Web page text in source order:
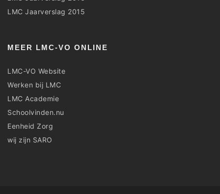
LMC Jaarverslag 2015
MEER LMC-VO ONLINE
LMC-VO Website
Werken bij LMC
LMC Academie
Schoolvinden.nu
Eenheid Zorg
wij zijn SARO